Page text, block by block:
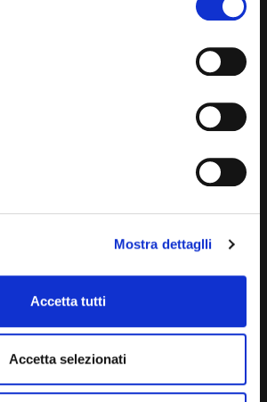
non comporta l’accettazione
le diverse categorie di cookies
Mostra dettaglli
Accetta tutti
Accetta selezionati
2, Como (CO) 22100